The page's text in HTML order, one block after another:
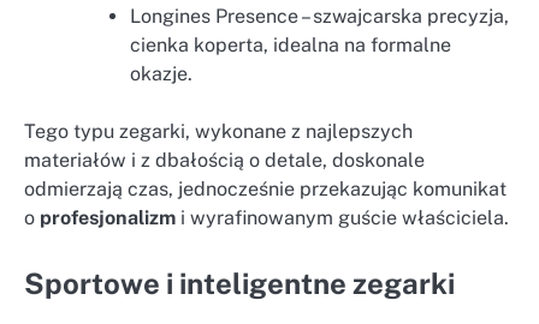
Longines Presence – szwajcarska precyzja,
cienka koperta, idealna na formalne
okazje.
Tego typu zegarki, wykonane z najlepszych
materiałów i z dbałością o detale, doskonale
odmierzają czas, jednocześnie przekazując komunikat
o profesjonalizm i wyrafinowanym guście właściciela.
Sportowe i inteligentne zegarki